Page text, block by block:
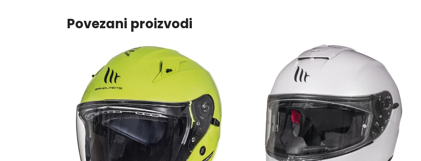
Povezani proizvodi